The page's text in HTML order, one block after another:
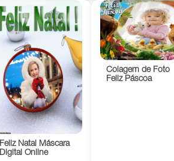
Feliz Natal Máscara
Digital Online
Colagem de Foto
Feliz Páscoa